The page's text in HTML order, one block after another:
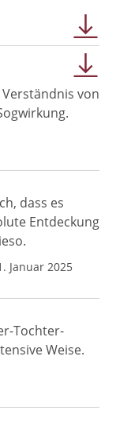
von
dass es
Entdeckung
Januar 2025
Tochter-
Weise.